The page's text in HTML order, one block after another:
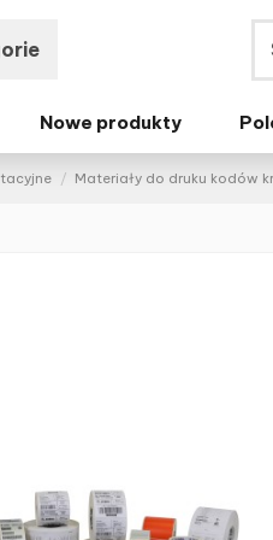
Nowe produkty
Materiały do druku kodów